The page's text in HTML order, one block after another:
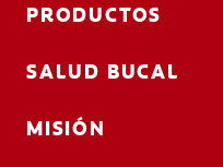
PRODUCTOS
SALUD BUCAL
MISIÓN